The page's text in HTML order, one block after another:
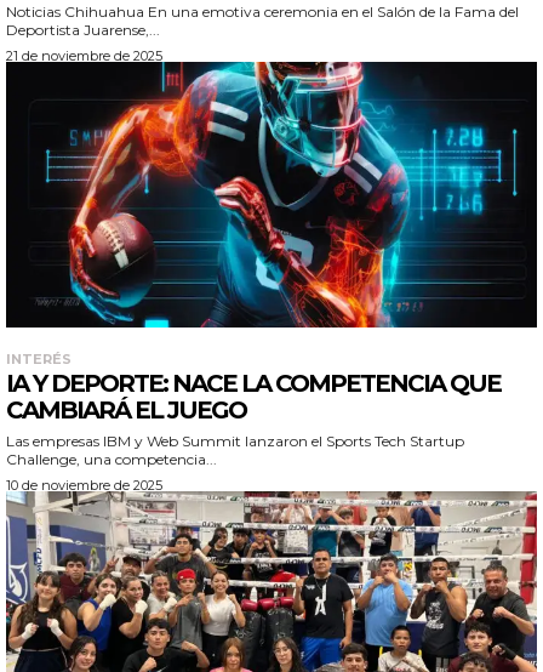
Noticias Chihuahua En una emotiva ceremonia en el Salón de la Fama del
Deportista Juarense,...
21 de noviembre de 2025
INTERÉS
IA Y DEPORTE: NACE LA COMPETENCIA QUE
CAMBIARÁ EL JUEGO
Las empresas IBM y Web Summit lanzaron el Sports Tech Startup
Challenge, una competencia...
10 de noviembre de 2025